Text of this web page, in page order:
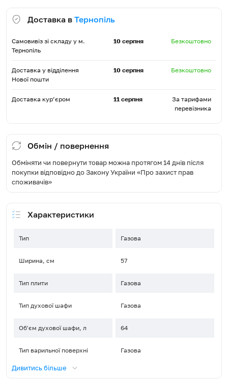
Доставка в Тернопіль
Самовивіз зі складу у м.
Тернопіль
10 серпня Безкоштовно
Доставка у відділення
Нової пошти
10 серпня Безкоштовно
Доставка кур’єром 11 серпня
За тарифами
перевізника
Обмін / повернення
Обміняти чи повернути товар можна протягом 14 днів після
покупки відповідно до Закону України «Про захист прав
споживачів»
Характеристики
Тип Газова
Ширина, см 57
Тип плити Газова
Тип духової шафи Газова
Об'єм духової шафи, л 64
Тип варильної поверхні Газова
Матеріал варильної поверхні
Дивитись більше